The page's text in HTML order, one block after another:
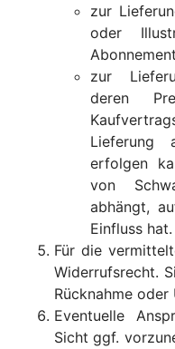
zur
oder
zur
deren
erfolgen
von
abhängt,
Einfluss hat.
Für die
Widerrufsrecht.
Rücknahme oder
Eventuelle
Sicht ggf.